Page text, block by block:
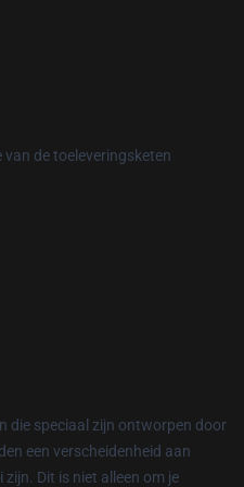
de toeleveringsketen
die speciaal zijn ontworpen door
een verscheidenheid aan
Dit is niet alleen om je